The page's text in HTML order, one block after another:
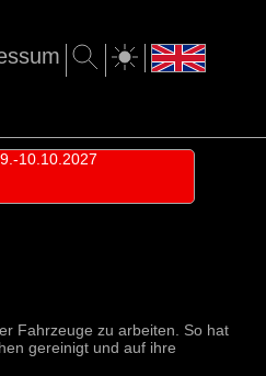
10.10.2027
Fahrzeuge zu arbeiten. So hat
gereinigt und auf ihre